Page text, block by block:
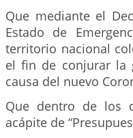
Que mediante el
Estado de
territorio nacional
el fin de conjurar la
causa del nuevo
Que dentro de los
acápite de